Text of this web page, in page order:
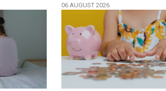
06 AUGUST 2026